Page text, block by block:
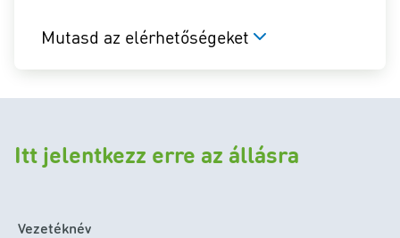
Mutasd az elérhetőségeket
Itt jelentkezz erre az állásra
Vezetéknév